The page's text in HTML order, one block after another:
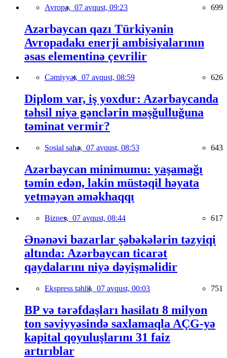
Avropa, 07 avqust, 09:23 699
Azərbaycan qazı Türkiyənin
Avropadakı enerji ambisiyalarının
əsas elementinə çevrilir
Cəmiyyət, 07 avqust, 08:59 626
Diplom var, iş yoxdur: Azərbaycanda
təhsil niyə gənclərin məşğulluğuna
təminat vermir?
Sosial sahə, 07 avqust, 08:53 643
Azərbaycan minimumu: yaşamağı
təmin edən, lakin müstəqil həyata
yetməyən əməkhaqqı
Biznes, 07 avqust, 08:44 617
Ənənəvi bazarlar şəbəkələrin təzyiqi
altında: Azərbaycan ticarət
qaydalarını niyə dəyişməlidir
Ekspress təhlil, 07 avqust, 00:03 751
BP və tərəfdaşları hasilatı 8 milyon
ton səviyyəsində saxlamaqla AÇG-yə
kapital qoyuluşlarını 31 faiz
artırıblar